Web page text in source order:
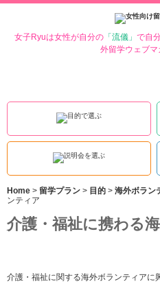
女子Ryuは女性が自分の 「流儀」 で自
外留学ウェブマ
Home > 留学プラン > 目的 > 海外ボラン
ンティア
介護・福祉に携わる
介護・福祉に関する海外ボランティアに